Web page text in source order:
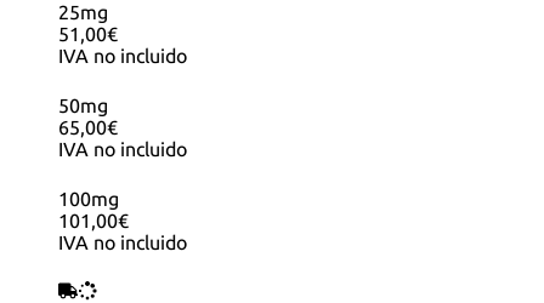
25mg
51,00€
IVA no incluido
50mg
65,00€
IVA no incluido
100mg
101,00€
IVA no incluido